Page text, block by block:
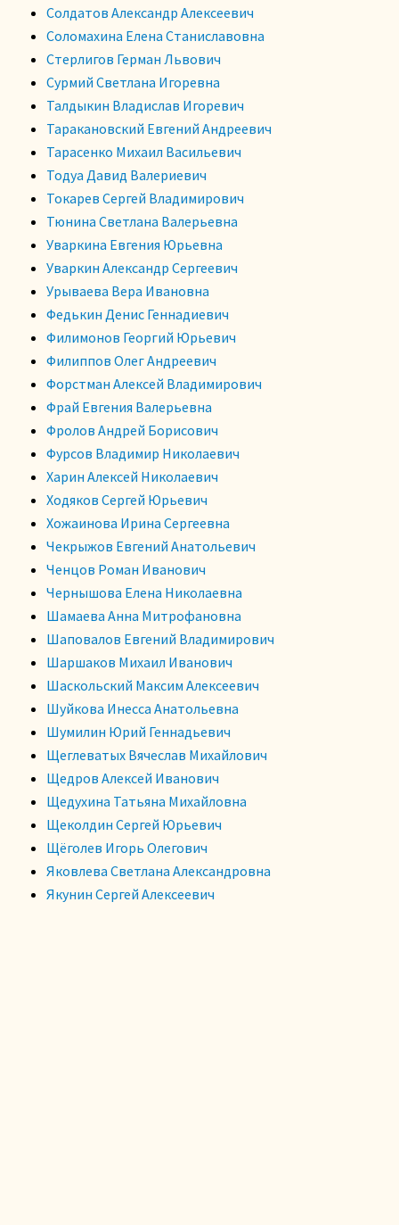
Солдатов Александр Алексеевич
Соломахина Елена Станиславовна
Стерлигов Герман Львович
Сурмий Светлана Игоревна
Талдыкин Владислав Игоревич
Таракановский Евгений Андреевич
Тарасенко Михаил Васильевич
Тодуа Давид Валериевич
Токарев Сергей Владимирович
Тюнина Светлана Валерьевна
Уваркина Евгения Юрьевна
Уваркин Александр Сергеевич
Урываева Вера Ивановна
Федькин Денис Геннадиевич
Филимонов Георгий Юрьевич
Филиппов Олег Андреевич
Форстман Алексей Владимирович
Фрай Евгения Валерьевна
Фролов Андрей Борисович
Фурсов Владимир Николаевич
Харин Алексей Николаевич
Ходяков Сергей Юрьевич
Хожаинова Ирина Сергеевна
Чекрыжов Евгений Анатольевич
Ченцов Роман Иванович
Чернышова Елена Николаевна
Шамаева Анна Митрофановна
Шаповалов Евгений Владимирович
Шаршаков Михаил Иванович
Шаскольский Максим Алексеевич
Шуйкова Инесса Анатольевна
Шумилин Юрий Геннадьевич
Щеглеватых Вячеслав Михайлович
Щедров Алексей Иванович
Щедухина Татьяна Михайловна
Щеколдин Сергей Юрьевич
Щёголев Игорь Олегович
Яковлева Светлана Александровна
Якунин Сергей Алексеевич